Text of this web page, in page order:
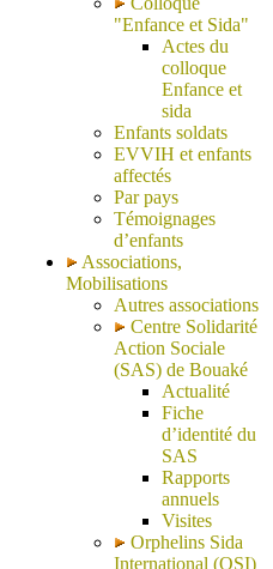
"Enfance et Sida"
Actes du
colloque
Enfance et
sida
Enfants soldats
EVVIH et enfants
affectés
Par pays
Témoignages
d’enfants
Associations,
Mobilisations
Autres associations
Centre Solidarité
Action Sociale
(SAS) de Bouaké
Actualité
Fiche
d’identité du
SAS
Rapports
annuels
Visites
Orphelins Sida
International (OSI)